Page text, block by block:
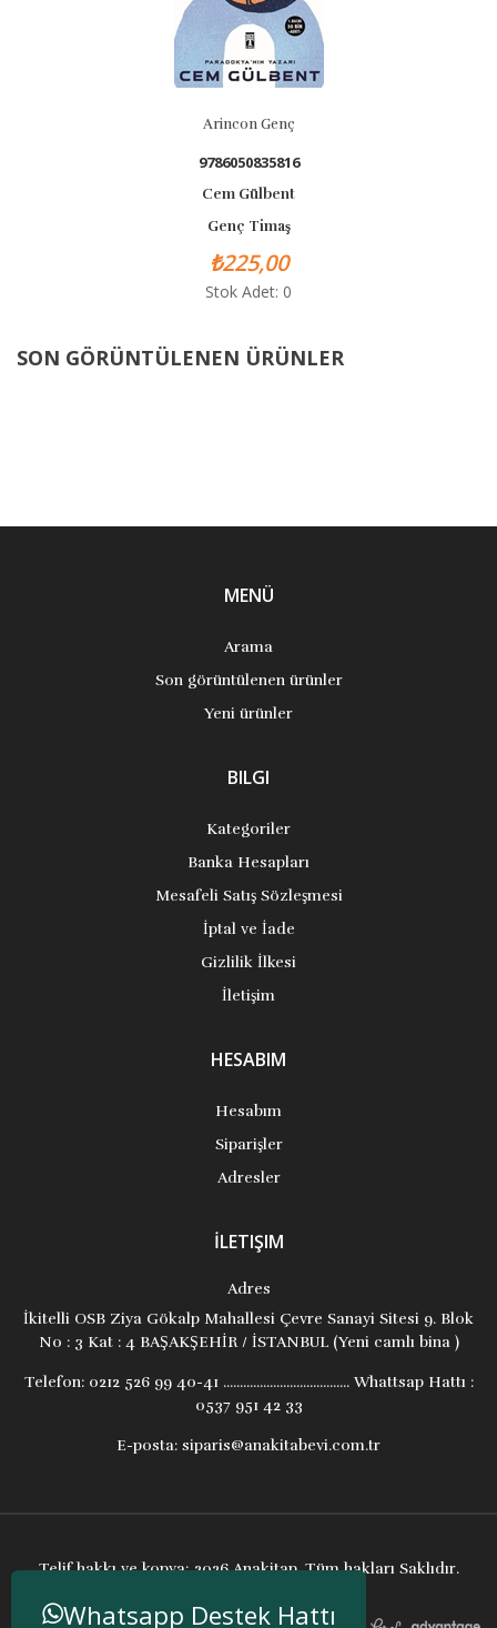
Arincon Genç
9786050835816
Cem Gülbent
Genç Timaş
₺225,00
Stok Adet: 0
SON GÖRÜNTÜLENEN ÜRÜNLER
MENÜ
Arama
Son görüntülenen ürünler
Yeni ürünler
BILGI
Kategoriler
Banka Hesapları
Mesafeli Satış Sözleşmesi
İptal ve İade
Gizlilik İlkesi
İletişim
HESABIM
Hesabım
Siparişler
Adresler
İLETIŞIM
Adres
İkitelli OSB Ziya Gökalp Mahallesi Çevre Sanayi Sitesi 9. Blok
No : 3 Kat : 4 BAŞAKŞEHİR / İSTANBUL (Yeni camlı bina )
Telefon:0212 526 99 40-41 ...................................... Whattsap Hattı :
0537 951 42 33
E-posta: siparis@anakitabevi.com.tr
Telif hakkı ve kopya; 2026 Anakitap. Tüm hakları Saklıdır.
Whatsapp Destek Hattı